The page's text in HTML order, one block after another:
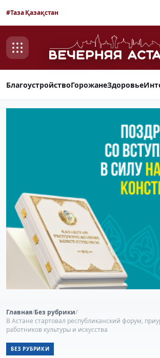
#Таза Қазақстан
БлагоустройствоГорожанеЗдоровье
Главная/Без рубрики/
В Астане стартовал республиканский форум,
работников культуры и искусства
БЕЗ РУБРИКИ